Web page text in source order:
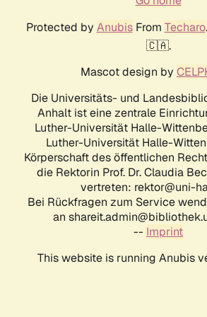
Protected by AnubisFrom Techaro
🇨🇦.
Mascot design by
Die Universitäts- und
Anhalt ist eine zentrale
Luther-Universität Halle-
Luther-Universität Halle-
Körperschaft des öffentlichen
die Rektorin Prof. Dr. Claudia
vertreten: rektor@uni-
Bei Rückfragen zum Service
an
-- Imprint
This website is running Anubis